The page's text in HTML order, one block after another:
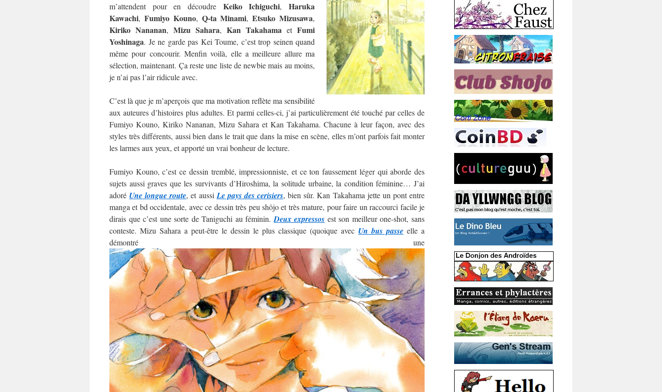
m’attendent pour en découdre Keiko Ichiguchi,Haruka
Kawachi, Fumiyo Kouno, Q-ta Minami,Etsuko Mizusawa,
Kiriko Nananan, Mizu Sahara, Kan Takahama et Fumi
Yoshinaga. Je ne garde pas Kei Toume, c’est trop seinen quand
même pour concourir. Menfin voilà, elle a meilleure allure ma
sélection, maintenant. Ça reste une liste de newbie mais au moins,
je n’ai pas l’air ridicule avec.
C’est là que je m’aperçois que ma motivation reflète ma sensibilité
aux auteures d’histoires plus adultes. Et parmi celles-ci, j’ai particulièrement été touché par celles de
Fumiyo Kouno, Kiriko Nananan, Mizu Sahara et Kan Takahama. Chacune à leur façon, avec des
styles très différents, aussi bien dans le trait que dans la mise en scène, elles m’ont parfois fait monter
les larmes aux yeux, et apporté un vrai bonheur de lecture.
Fumiyo Kouno, c’est ce dessin tremblé, impressionniste, et ce ton faussement léger qui aborde des
sujets aussi graves que les survivants d’Hiroshima, la solitude urbaine, la condition féminine… J’ai
adoré Une longue route, et aussi Le pays des cerisiers, bien sûr. Kan Takahama jette un pont entre
manga et bd occidentale, avec ce dessin très peu shôjo et très mature, pour faire un raccourci facile je
dirais que c’est une sorte de Taniguchi au féminin. Deux expressos est son meilleur one-shot, sans
conteste. Mizu Sahara a peut-être le dessin le plus classique (quoique avec Un bus passe elle a
démontré une